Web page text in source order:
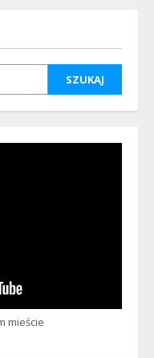
SZUKAJ
mieście